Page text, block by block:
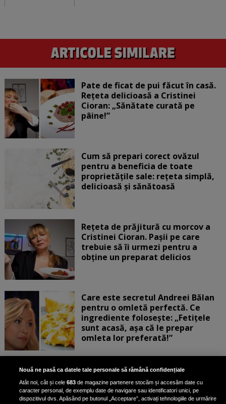
Pate de ficat de pui făcut în casă.
Rețeta delicioasă a Cristinei
Cioran: „Sănătate curată pe
pâine!”
Cum să prepari corect ovăzul
pentru a beneficia de toate
proprietățile sale: rețeta simplă,
delicioasă și sănătoasă
Rețeta de prăjitură cu morcov a
Cristinei Cioran. Pașii pe care
trebuie să îi urmezi pentru a
obține un preparat delicios
Care este secretul Andreei Bălan
pentru o omletă perfectă. Ce
ingrediente folosește: „Fetițele
sunt acasă, așa că le prepar
omleta lor preferată!”
Rețeta virală de pe TikTok: Salată
de castraveți și somon - gustoasă
și ușor de gătit
Salata cu castraveți și somon,...
Nouă ne pasă ca datele tale personale să rămână confidențiale
Atât noi, cât și cele683 de magazine partenere stocăm și accesăm date cu
caracter personal, de exemplu date de navigare sau identificatori unici, pe
dispozitivul dvs. Apăsând pe butonul „Acceptare”, activați tehnologiile de urmărire